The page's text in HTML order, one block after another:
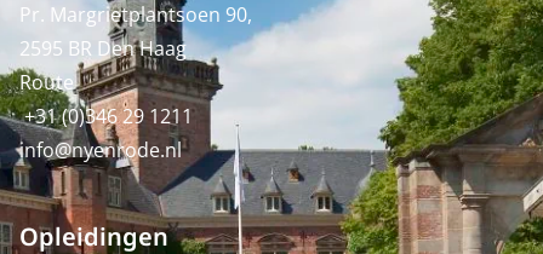
Pr. Margrietplantsoen 90,
2595 BR Den Haag
Route
+31 (0)346 29 1211
info@nyenrode.nl
Opleidingen